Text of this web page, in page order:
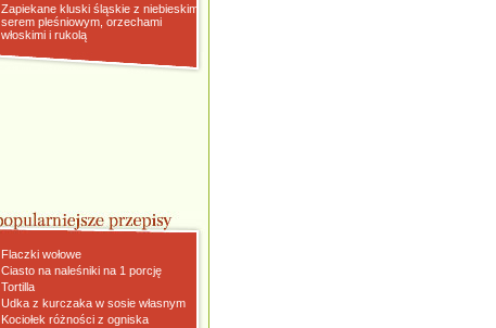
Zapiekane kluski śląskie z niebieskim
serem pleśniowym, orzechami
włoskimi i rukolą
Flaczki wołowe
Ciasto na naleśniki na 1 porcję
Tortilla
Udka z kurczaka w sosie własnym
Kociołek różności z ogniska